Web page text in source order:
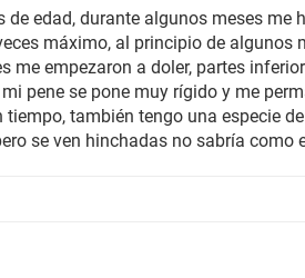
de edad, durante algunos meses me
máximo, al principio de algunos
me empezaron a doler, partes
pene se pone muy rígido y me
tiempo, también tengo una especie
se ven hinchadas no sabría como